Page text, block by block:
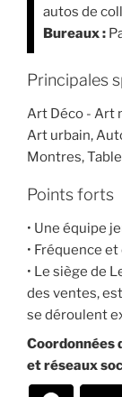
autos de
Bureaux :
Principales
Art Déco - Art
Art urbain,
Montres,
Points forts
• Une équipe
• Fréquence
• Le siège de
des ventes,
se déroulent
Coordonnées
et réseaux